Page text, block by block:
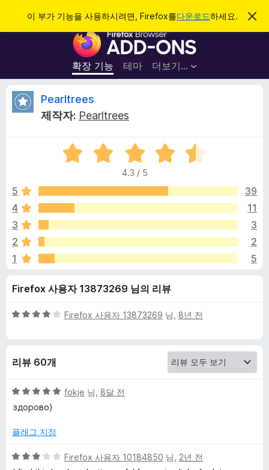
이 부가 기능을 사용하시려면, Firefox를다운로드하세요.
이
림
F
r
e
라
우
저
부
기
능
확장 기능 테마 더보기…
로그인
P
r
l
t
e
s
에
대
한
Pearltrees
제작자: Pearltrees
5
점
점
4
3
4.3 / 5
5
39
4
11
3
3
2
2
1
5
Firefox 사용자 13873269 님의 리뷰
5
에
점
Firefox 사용자 13873269 님, 8년 전
리뷰 60개
5
점
점
5
점
fokje 님, 8달 전
здорово)
플래그 지정
5
Firefox 사용자 10184850 님, 2년 전